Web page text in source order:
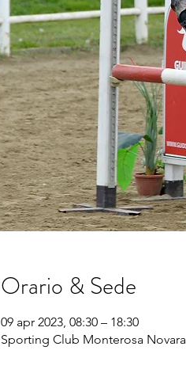
Orario & Sede
09 apr 2023, 08:30 – 18:30
Sporting Club Monterosa